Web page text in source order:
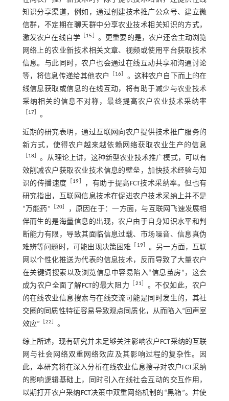
知识分享渠道，例如，通过创建技术推广公众号、建立微
信群，不定期在聊天群中分享农业技术相关知识的方式，
激发农户在线自学
15
。更重要的是，农户还会主动浏览
网络上的农业新技术相关文章、视频或使用平台获取技术
信息。与此同时，农户也会通过在线互动共享和沟通讨论
等，将信息传递给其他农户
16
。这种农户自下而上的在
线信息获取或信息的在线互动，将有助于减少与农业技术
采纳相关的信息不对称，最终提高农户农业技术采纳率
17］ 。
近期的研究表明，通过互联网向农户提供技术推广服务的
新方式，使得农户越来越依赖网络获取农业生产的信息
18
。从理论上讲，这种新型农业技术推广模式，可以有
效削减农户获取农业技术信息的壁垒，加快技术经验与知
识的传播速度
19
，有助于提高FCT技术采纳率。但也有
研究指出，互联网信息技术在促进农户技术采纳上并不是
“万能药” ［20
，原因在于：一方面，与互联网飞速发展相
伴而生的是海量信息的出现，农户由于自身知识水平和判
断能力有限，导致其面临信息过载、市场噪音、信息真伪
难辨等问题时，可能出现决策困难
19］ 。另一方面，互联
网以个性化推送为代表的信息技术，反而导致了大量农户
在关键词搜索以及浏览信息中容易陷入“信息茧房”，这会
成为农户全面了解FCT的最大阻力
21
。不仅如此，农户
的在线农业信息搜索与在线交流可能是同时发生的，其社
交圈的同质性特征容易导致观点同质化，从而陷入“回声室
效应”
22 。
综上所述，现有研究并未足够关注影响农户FCT采纳的互联
网与社会网络双重网络效应及其影响过程的复杂性。因
此，本研究将在深入分析在线农业信息搜寻对农户FCT采纳
的影响逻辑基础上，同时引入在线社会互动的交互作用，
以期打开农户采纳FCT决策中双重网络机制的“黑箱”。并使